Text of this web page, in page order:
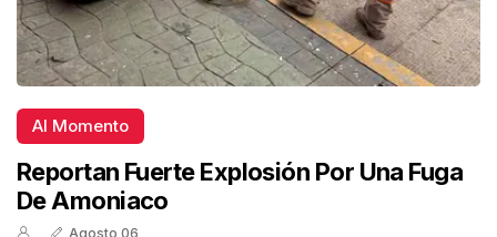
Al Momento
Reportan Fuerte Explosión Por Una Fuga
De Amoniaco
Agosto 06